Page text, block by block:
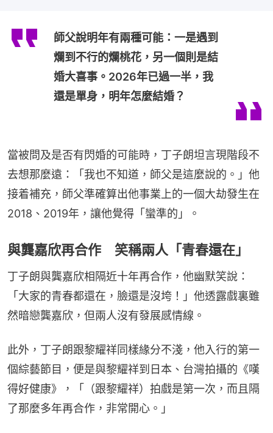
師父說明年有兩種可能：一是遇到
爛到不行的爛桃花，另一個則是結
婚大喜事。2026年已過一半，我
還是單身，明年怎麼結婚？
當被問及是否有閃婚的可能時，丁子朗坦言現階段不
去想那麼遠：「我也不知道，師父是這麼說的。」他
接着補充，師父準確算出他事業上的一個大劫發生在
2018、2019年，讓他覺得「蠻準的」。
與龔嘉欣再合作 笑稱兩人「青春還在」
丁子朗與龔嘉欣相隔近十年再合作，他幽默笑說：
「大家的青春都還在，臉還是沒垮！」他透露戲裏雖
然暗戀龔嘉欣，但兩人沒有發展感情線。
此外，丁子朗跟黎耀祥同樣緣分不淺，他入行的第一
個綜藝節目，便是與黎耀祥到日本、台灣拍攝的《嘆
得好健康》，「（跟黎耀祥）拍戲是第一次，而且隔
了那麼多年再合作，非常開心。」